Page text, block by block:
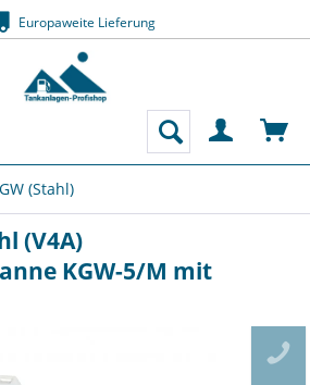
Europaweite Lieferung
(Stahl)
(V4A)
KGW-5/M mit